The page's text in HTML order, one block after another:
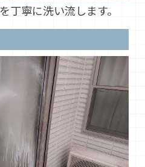
丁寧に洗い流します。